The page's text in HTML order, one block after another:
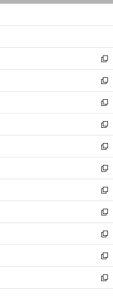
ン
ウ
開
く
新
し
い
ウ
ィ
ン
ド
ウ
で
開
く
新
し
い
ウ
ィ
ン
ド
ウ
で
開
く
新
し
い
ウ
ィ
ン
ド
ウ
で
開
く
新
し
い
ウ
ィ
ン
ド
ウ
で
開
く
新
し
い
ウ
ィ
ン
ド
ウ
で
開
く
新
し
い
ウ
ィ
ン
ド
ウ
で
開
く
新
し
い
ウ
ィ
ン
ド
ウ
で
開
新
し
い
ウ
ィ
ン
ド
ウ
新
し
い
ウ
ィ
ン
新
し
い
ウ
新
し